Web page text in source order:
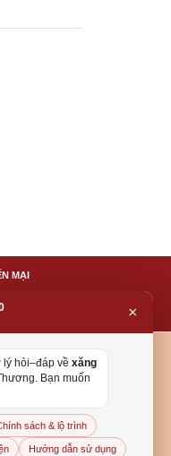
MẠI
×
lý hỏi–đáp về xăng
Bạn muốn
sách & lộ trình
Hướng dẫn sử dụng